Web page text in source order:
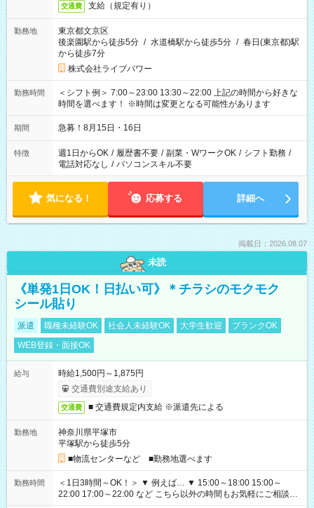
交通費 支給（規定有り）
勤務地
東京都文京区
後楽園駅から徒歩5分 / 水道橋駅から徒歩5分 / 春日(東京都)駅
から徒歩7分
株式会社ライブパワー
勤務時間
＜シフト例＞ 7:00～23:00 13:30～22:00 上記の時間から好きな
時間を選べます！ ※時間は変更となる可能性があります
期間 急募！8月15日・16日
特徴 週1日からOK / 履歴書不要 / 副業・WワークOK / シフト勤務 /
電話対応なし / パソコンスキル不要
気になる！ 応募する 詳細へ
掲載日：2026.08.07
未読
《単発1日OK！日払い可》＊チラシのモクモク
シール貼り
派遣 職種未経験OK 社会人未経験OK 大学生歓迎
ブランクOK
WEB登録・面接OK
給与
時給1,500円～1,875円
交通費別途支給あり
交通費 ■ 交通費規定内支給 ※派遣先による
勤務地
神奈川県平塚市
平塚駅から徒歩5分
■物流センターなど ■勤務地選べます
勤務時間
＜1日3時間～OK！＞ ▼ 例えば… ▼ 15:00～18:00 15:00～
22:00 17:00～22:00 など こちら以外の時間もお気軽にご相談く
ださい！